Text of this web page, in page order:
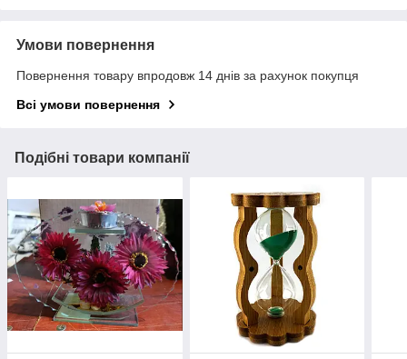
Умови повернення
Повернення товару впродовж 14 днів за рахунок покупця
Всі умови повернення
Подібні товари компанії